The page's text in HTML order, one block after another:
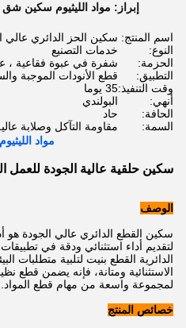
إبراز: مواد الليثيوم سكين شق
اسم المنتج: سكين الحز الدائري عالي
النوع:
خدمات التصنيع
الحزمة:
شفرة في عبوة فقاعية ،
التطبيق:
قطع الأنودات الموجبة
وقت التنفيذ:35 يوما
أنهي:
البولندي
الحافة:
حاد
السمة:
مقاومة التآكل وصلابة
مواد
سكين حلقية عالية الجودة للعمل
الوصف
سكين القطع الدائري عالي الجودة هو
لتقديم أداء استثنائي ودقة في
الدائرية القطع بنيت لتلبية متطلبات
الاستثنائية ومتانة، فإنه يضمن قطع
لمجموعة واسعة من مهام قطع المواد.
خصائص المنتج